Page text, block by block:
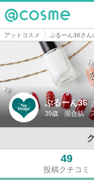
@cosme
アットコスメ ぷるーん36さ
ぷるーん36
39歳 混合肌
49
投稿クチコミ